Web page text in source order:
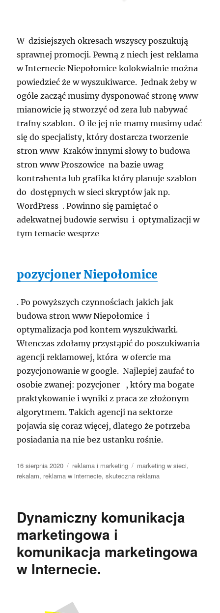
W dzisiejszych okresach wszyscy poszukują
sprawnej promocji. Pewną z niech jest reklama
w Internecie Niepołomice kolokwialnie można
powiedzieć że w wyszukiwarce. Jednak żeby w
ogóle zacząć musimy dysponować stronę www
mianowicie ją stworzyć od zera lub nabywać
trafny szablon. O ile jej nie mamy musimy udać
się do specjalisty, który dostarcza tworzenie
stron www Kraków innymi słowy to budowa
stron www Proszowice na bazie uwag
kontrahenta lub grafika który planuje szablon
do dostępnych w sieci skryptów jak np.
WordPress . Powinno się pamiętać o
adekwatnej budowie serwisu i optymalizacji w
tym temacie wesprze
pozycjoner Niepołomice
. Po powyższych czynnościach jakich jak
budowa stron www Niepołomice i
optymalizacja pod kontem wyszukiwarki.
Wtenczas zdołamy przystąpić do poszukiwania
agencji reklamowej, która w ofercie ma
pozycjonowanie w google. Najlepiej zaufać to
osobie zwanej: pozycjoner , który ma bogate
praktykowanie i wyniki z praca ze złożonym
algorytmem. Takich agencji na sektorze
pojawia się coraz więcej, dlatego że potrzeba
posiadania na nie bez ustanku rośnie.
Data
publikacji
16 sierpnia 2020 Kategorie
reklama i marketing Tagi
marketing w sieci,
rekalam, reklama w internecie,skuteczna reklama
Dynamiczny komunikacja
marketingowa i
komunikacja marketingowa
w Internecie.